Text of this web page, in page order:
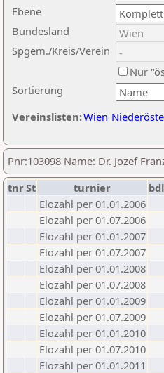
Ebene
Sortierung
Bundesland
Spgem./Kreis/Verein
Nur
Vereinslisten:Wien
Pnr:103098 Name: Dr. Jozef
tnrSt turnier
Elozahl per 01.01.2006
Elozahl per 01.07.2006
Elozahl per 01.01.2007
Elozahl per 01.07.2007
Elozahl per 01.01.2008
Elozahl per 01.07.2008
Elozahl per 01.01.2009
Elozahl per 01.07.2009
Elozahl per 01.01.2010
Elozahl per 01.07.2010
Elozahl per 01.01.2011